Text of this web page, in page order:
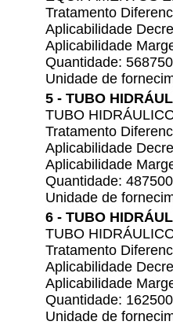
Tratamento
Aplicabilidade
Aplicabilidade
Quantidade: 568750
Unidade de
5 - TUBO
TUBO
Tratamento
Aplicabilidade
Aplicabilidade
Quantidade: 487500
Unidade de
6 - TUBO
TUBO
Tratamento
Aplicabilidade
Aplicabilidade
Quantidade: 162500
Unidade de